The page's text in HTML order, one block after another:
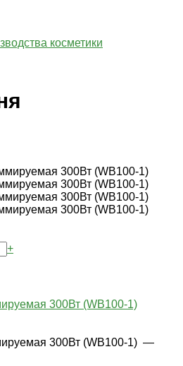
косметики
+
300Вт (WB100-1)
300Вт (WB100-1) —